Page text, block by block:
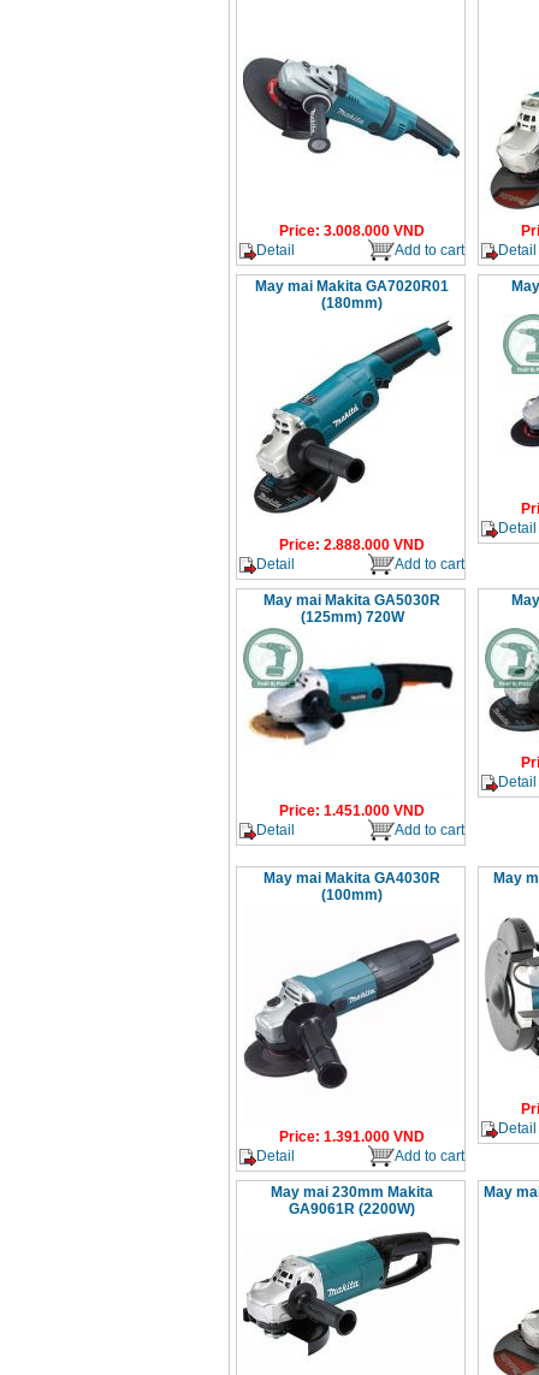
Price: 3.008.000 VND
Detail
Add to cart
Detail
May mai Makita GA7020R01
(180mm)
Price: 2.888.000 VND
Detail
Add to cart
Detail
May mai Makita GA5030R
(125mm) 720W
Price: 1.451.000 VND
Detail
Add to cart
Detail
May mai Makita GA4030R
(100mm)
Price: 1.391.000 VND
Detail
Add to cart
May
Detail
May mai 230mm Makita
GA9061R (2200W)
May